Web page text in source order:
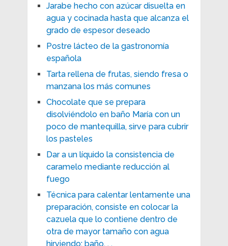
Jarabe hecho con azúcar disuelta en
agua y cocinada hasta que alcanza el
grado de espesor deseado
Postre lácteo de la gastronomía
española
Tarta rellena de frutas, siendo fresa o
manzana los más comunes
Chocolate que se prepara
disolviéndolo en baño María con un
poco de mantequilla, sirve para cubrir
los pasteles
Dar a un líquido la consistencia de
caramelo mediante reducción al
fuego
Técnica para calentar lentamente una
preparación, consiste en colocar la
cazuela que lo contiene dentro de
otra de mayor tamaño con agua
hirviendo: baño. . .